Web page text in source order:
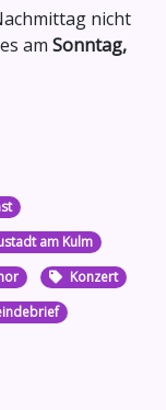
nicht
am Sonntag,
am Kulm
Konzert